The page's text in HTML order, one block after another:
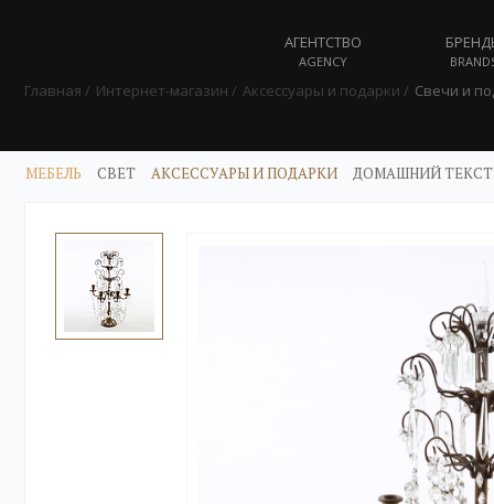
АГЕНТСТВО
AGENCY
Главная Интернет-магазин Аксессуары и подарки Свечи и
МЕБЕЛЬ СВЕТ АКСЕССУАРЫ И ПОДАРКИ ДОМАШНИЙ